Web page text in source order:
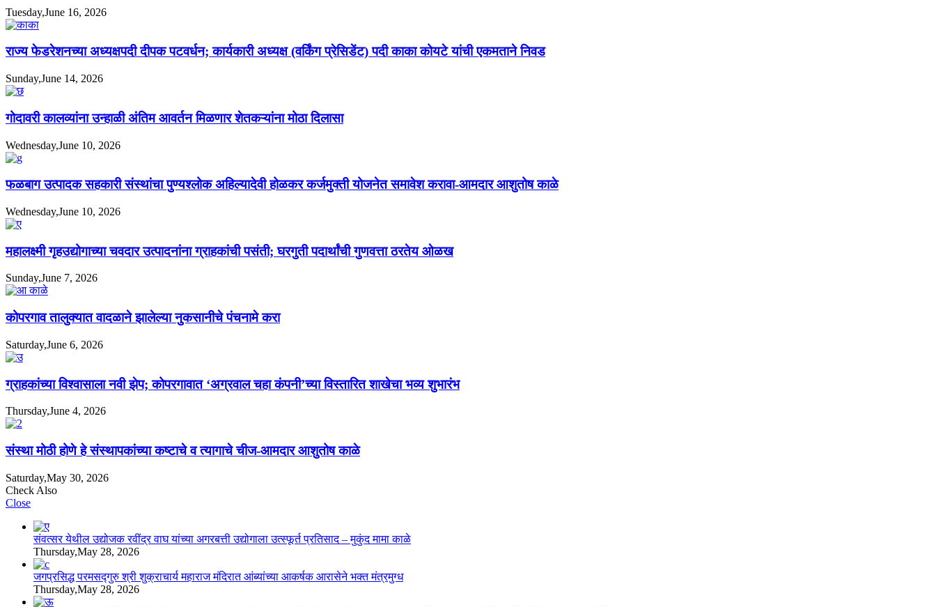
Tuesday,June 16, 2026
राज्य फेडरेशनच्या अध्यक्षपदी दीपक पटवर्धन; कार्यकारी अध्यक्ष (वर्किंग प्रेसिडेंट) पदी काका कोयटे यांची एकमताने निवड
Sunday,June 14, 2026
गोदावरी कालव्यांना उन्हाळी अंतिम आवर्तन मिळणार शेतकऱ्यांना मोठा दिलासा
Wednesday,June 10, 2026
फळबाग उत्पादक सहकारी संस्थांचा पुण्यश्लोक अहिल्यादेवी होळकर कर्जमुक्ती योजनेत समावेश करावा-आमदार आशुतोष काळे
Wednesday,June 10, 2026
महालक्ष्मी गृहउद्योगाच्या चवदार उत्पादनांना ग्राहकांची पसंती; घरगुती पदार्थांची गुणवत्ता ठरतेय ओळख
Sunday,June 7, 2026
कोपरगाव तालुक्यात वादळाने झालेल्या नुकसानीचे पंचनामे करा
Saturday,June 6, 2026
ग्राहकांच्या विश्वासाला नवी झेप; कोपरगावात ‘अग्रवाल चहा कंपनी’च्या विस्तारित शाखेचा भव्य शुभारंभ
Thursday,June 4, 2026
संस्था मोठी होणे हे संस्थापकांच्या कष्टाचे व त्यागाचे चीज-आमदार आशुतोष काळे
Saturday,May 30, 2026
Check Also
Close
संवत्सर येथील उद्योजक रवींद्र वाघ यांच्या अगरबत्ती उद्योगाला उत्स्फूर्त प्रतिसाद – मुकुंद मामा काळे
Thursday,May 28, 2026
जगप्रसिद्ध परमसद्गुरु श्री शुक्राचार्य महाराज मंदिरात आंब्यांच्या आकर्षक आरासेने भक्त मंत्रमुग्ध
Thursday,May 28, 2026